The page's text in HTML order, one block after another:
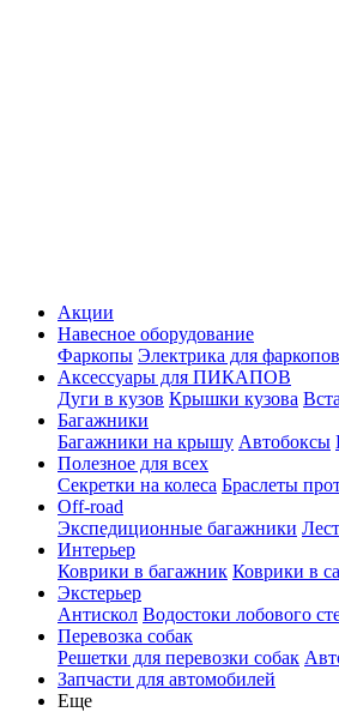
Акции
Навесное оборудование
Фаркопы Электрика для фаркопов
Аксессуары для ПИКАПОВ
Дуги в кузов Крышки кузова
Багажники
Багажники на крышу Автобоксы
Полезное для всех
Секретки на колеса Браслеты
Off-road
Экспедиционные багажники
Интерьер
Коврики в багажник Коврики в
Экстерьер
Антискол Водостоки лобового
Перевозка собак
Решетки для перевозки собак
Запчасти для автомобилей
Еще